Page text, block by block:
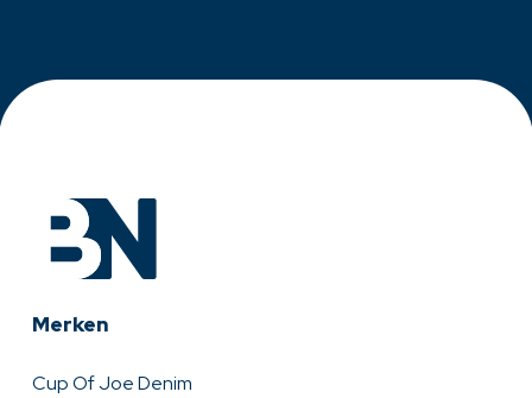
Merken
Cup Of Joe Denim